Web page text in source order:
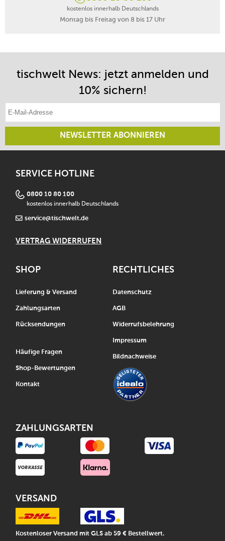
kostenlos innerhalb Deutschlands
Montag bis Freitag von 8 bis 17 Uhr
tischwelt News: jetzt anmelden und
10% sichern!
NEWSLETTER ABONNIEREN
SERVICE HOTLINE
0800 10 80 100
kostenlos innerhalb Deutschlands
service@tischwelt.de
VERTRAG WIDERRUFEN
SHOP
Lieferung & Versand
Zahlungsarten
Rücksendungen
Häufige Fragen
Shop-Bewertungen
Kontakt
RECHTLICHES
Datenschutz
AGB
Widerrufsbelehrung
Impressum
Bildnachweise
ZAHLUNGSARTEN
VERSAND
Kostenloser Versand mit GLS ab 59 € Bestellwert.